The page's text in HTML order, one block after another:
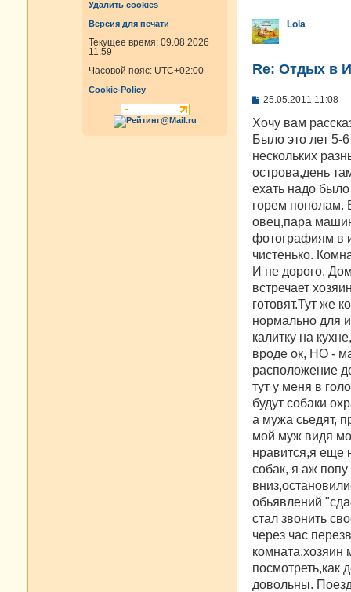
Удалить cookies
Версия для печати
Текущее время: 09.08.2026
11:59
Часовой пояс: UTC+02:00
Cookie-Policy
Lola
Re: Отдых в
С
о
щ
е
и
е
25.05.2011 11:08
Хочу вам
Было это лет 5-
нескольких
острова,день
ехать надо
горем пополам.
овец,пара
фотографиям в
чистенько.
И не дорого.
встречает
готовят.Тут же
нормально для
калитку на
вроде ок, НО -
расположение
тут у меня в
будут собаки
а мужа сьедят,
мой муж видя
нравится,я еще
собак, я аж
обьявлений
стал звонить
через час
комната,хозяин
посмотреть,как
довольны.